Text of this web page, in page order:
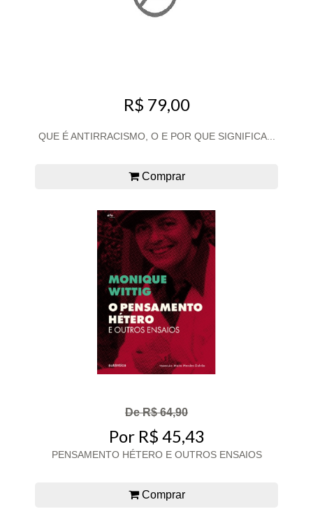
R$ 79,00
QUE É ANTIRRACISMO, O E POR QUE SIGNIFICA...
Comprar
De R$ 64,90
Por R$ 45,43
PENSAMENTO HÉTERO E OUTROS ENSAIOS
Comprar